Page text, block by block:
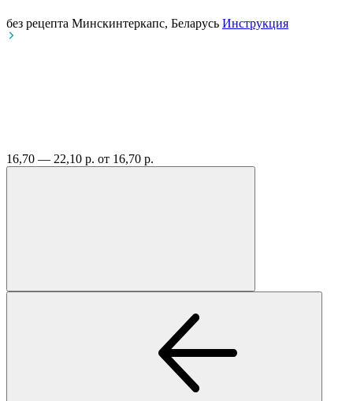
без рецепта Минскинтеркапс, Беларусь Инструкция
16,70 — 22,10 р. от 16,70 р.